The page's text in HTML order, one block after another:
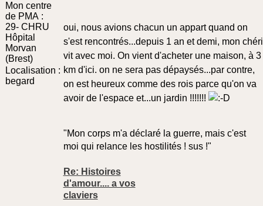
oui, nous avions chacun un appart quand on
s'est rencontrés...depuis 1 an et demi, mon chéri
vit avec moi. On vient d'acheter une maison, à 3
km d'ici. on ne sera pas dépaysés...par contre,
on est heureux comme des rois parce qu'on va
avoir de l'espace et...un jardin !!!!!!!
"Mon corps m'a déclaré la guerre, mais c'est
moi qui relance les hostilités ! sus !"
Mon centre
de PMA :
29- CHRU
Hôpital
Morvan
(Brest)
Localisation :
begard
Re: Histoires
d'amour.... a vos
claviers